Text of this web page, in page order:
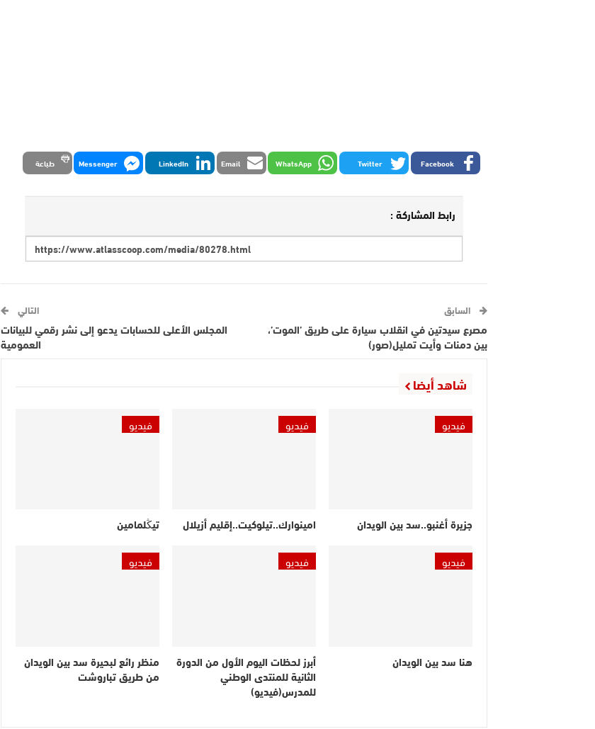
Facebook
Twitter
WhatsApp
Email
LinkedIn
Messenger طباعة
رابط المشاركة :
السابق
مصرع سيدتين في انقلاب سيارة على طريق ’الموت’،
بين دمنات وأيت تمليل(صور)
التالي
المجلس الأعلى للحسابات يدعو إلى نشر رقمي للبيانات
العمومية
شاهد أيضا
فيديو
جزيرة أغنبو..سد بين الويدان
فيديو
امينوارك..تيلوكيت..إقليم أزيلال
فيديو
تيڭلمامين
فيديو
هنا سد بين الويدان
فيديو
أبرز لحظات اليوم الأول من الدورة
الثانية للمنتدى الوطني
للمدرس(فيديو)
فيديو
منظر رائع لبحيرة سد بين الويدان
من طريق تباروشت